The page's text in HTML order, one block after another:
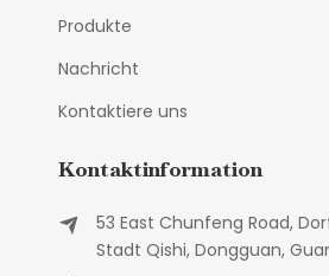
Produkte
Nachricht
Kontaktiere uns
Kontaktinformation
53 East Chunfeng Road,
Stadt Qishi, Dongguan,